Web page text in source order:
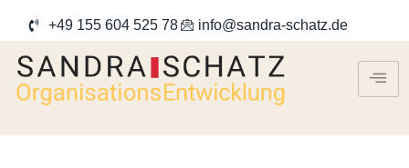
+49 155 604 525 78 info@sandra-schatz.de